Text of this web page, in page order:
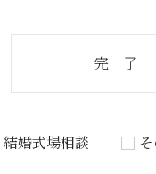
完 了
結婚式場相談